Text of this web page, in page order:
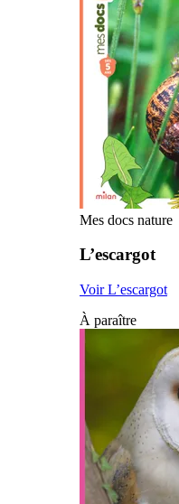
Mes docs nature
L’escargot
Voir L’escargot
À paraître